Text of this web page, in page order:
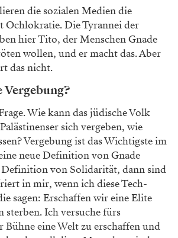
die sozialen Medien die
Ochlokratie. Die Tyrannei der
hier Tito, der MenschenGnade
wollen, und ermacht das. Aber
das nicht.
Wie kann das jüdischeVolk
sich vergeben, wie
Vergebung istdas Wichtigste im
neueDefinition von Gnade
Definition von Solidarität, dann sind
in mir, wenn ich diese Tech-
sagen: Erschaffen wir eine Elite
sterben. Ich versuche fürs
Bühne eine Welt zu erschaffen und